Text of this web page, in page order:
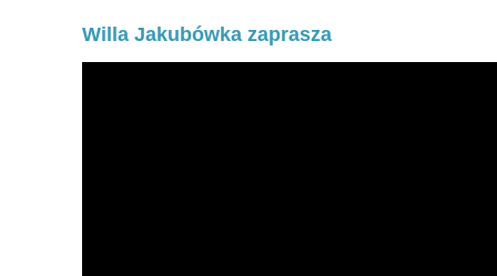
Willa Jakubówka zaprasza